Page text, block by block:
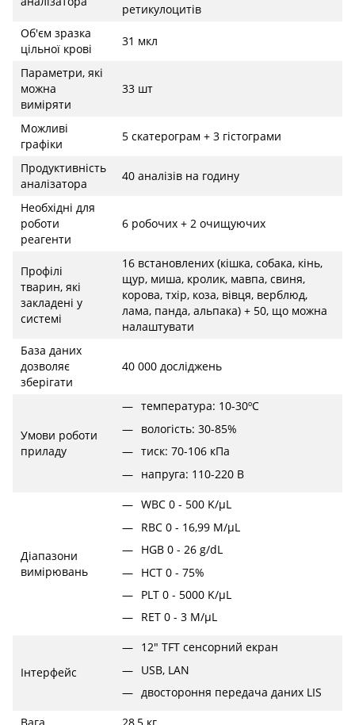
ретикулоцитів
Об'єм зразка
цільної крові
31 мкл
Параметри, які
можна
виміряти
33 шт
Можливі
графіки
5 скатерограм + 3 гістограми
Продуктивність
аналізатора
40 аналізів на годину
Необхідні для
роботи
реагенти
6 робочих + 2 очищуючих
Профілі
тварин, які
закладені у
системі
16 встановлених (кішка, собака, кінь,
щур, миша, кролик, мавпа, свиня,
корова, тхір, коза, вівця, верблюд,
лама, панда, альпака) + 50, що можна
налаштувати
База даних
дозволяє
зберігати
40 000 досліджень
Умови роботи
приладу
температура: 10-30ºC
вологість: 30-85%
тиск: 70-106 кПа
напруга: 110-220 В
Діапазони
вимірювань
WBC 0 - 500 K/µL
RBC 0 - 16,99 M/µL
HGB 0 - 26 g/dL
HCT 0 - 75%
PLT 0 - 5000 K/µL
RET 0 - 3 M/µL
Інтерфейс
12" TFT сенсорний екран
USB, LAN
двостороння передача даних LIS